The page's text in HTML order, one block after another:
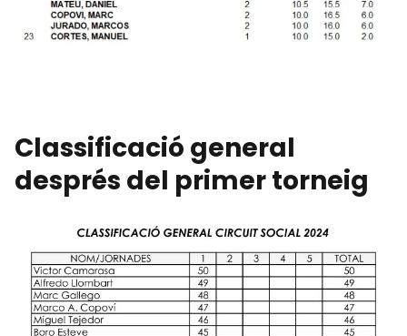
Classificació general
després del primer torneig